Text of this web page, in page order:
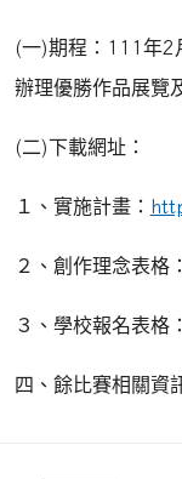
(一)期程： 111 年2
辦理優勝作品展覽
(二)下載網址：
１、實施計畫：
２、創作理念表格：
３、學校報名表格：
四、餘比賽相關資